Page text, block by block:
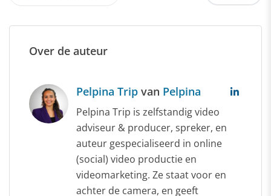
Over de auteur
Pelpina Trip van Pelpina
Pelpina Trip is zelfstandig video
adviseur & producer, spreker, en
auteur gespecialiseerd in online
(social) video productie en
videomarketing. Ze staat voor en
achter de camera, en geeft